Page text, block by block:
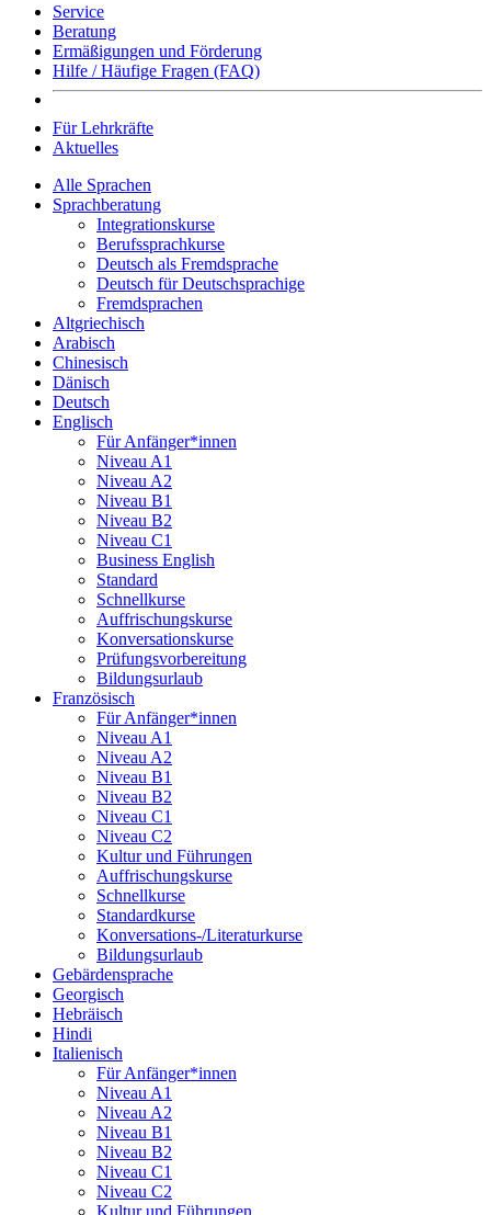
Service
Beratung
Ermäßigungen und Förderung
Hilfe / Häufige Fragen (FAQ)
Für Lehrkräfte
Aktuelles
Alle Sprachen
Sprachberatung
Integrationskurse
Berufssprachkurse
Deutsch als Fremdsprache
Deutsch für Deutschsprachige
Fremdsprachen
Altgriechisch
Arabisch
Chinesisch
Dänisch
Deutsch
Englisch
Für Anfänger*innen
Niveau A1
Niveau A2
Niveau B1
Niveau B2
Niveau C1
Business English
Standard
Schnellkurse
Auffrischungskurse
Konversationskurse
Prüfungsvorbereitung
Bildungsurlaub
Französisch
Für Anfänger*innen
Niveau A1
Niveau A2
Niveau B1
Niveau B2
Niveau C1
Niveau C2
Kultur und Führungen
Auffrischungskurse
Schnellkurse
Standardkurse
Konversations-/Literaturkurse
Bildungsurlaub
Gebärdensprache
Georgisch
Hebräisch
Hindi
Italienisch
Für Anfänger*innen
Niveau A1
Niveau A2
Niveau B1
Niveau B2
Niveau C1
Niveau C2
Kultur und Führungen